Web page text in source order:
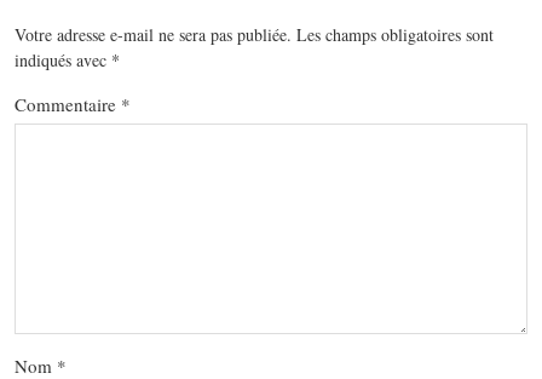
Votre adresse e-mail ne sera pas publiée. Les champs obligatoires sont
indiqués avec *
Commentaire *
Nom *